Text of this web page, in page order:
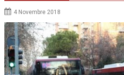
4 Novembre 2018